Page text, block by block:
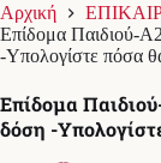
Αρχική
Επίδομα Παιδιού-
-Υπολογίστε πόσα
Επίδομα
δόση -